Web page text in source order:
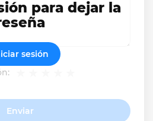
Enviar
para dejar la
sesión